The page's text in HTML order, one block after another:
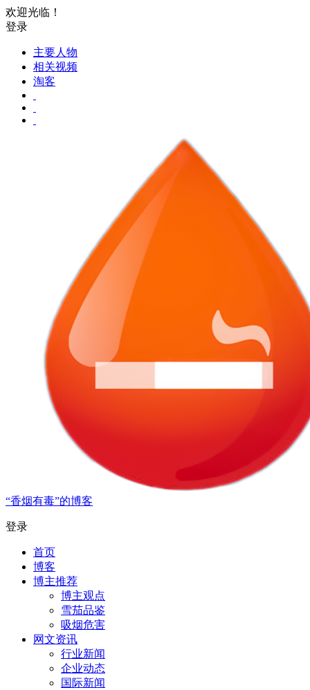
欢迎光临！
登录
主要人物
相关视频
淘客
“香烟有毒”的博客
登录
首页
博客
博主推荐
博主观点
雪茄品鉴
吸烟危害
网文资讯
行业新闻
企业动态
国际新闻